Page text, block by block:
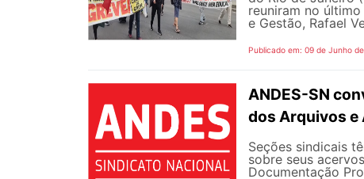
reuniram no
e Gestão, Rafael
Publicado em: 09 de Junho
ANDES-SN
dos Arquivos e
Seções sindicais
sobre seus
Documentação